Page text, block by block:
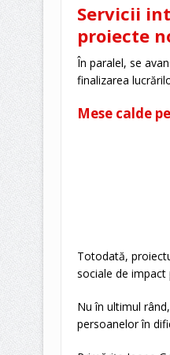
Servicii
proiecte
În paralel, se
finalizarea
Mese calde
Totodată,
sociale de
Nu în ultimul
persoanelor în